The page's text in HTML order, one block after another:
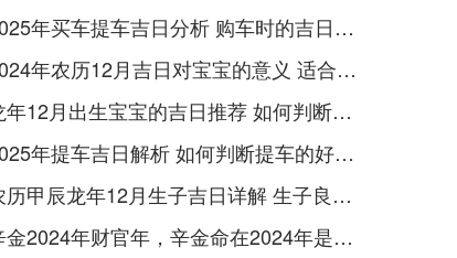
2025年买车提车吉日分析 购车时的吉日与禁忌
2024年农历12月吉日对宝宝的意义 适合龙年宝宝出生的日子有哪些
龙年12月出生宝宝的吉日推荐 如何判断吉日是否适合宝宝
2025年提车吉日解析 如何判断提车的好日子
农历甲辰龙年12月生子吉日详解 生子良辰的影响因素
辛金2024年财官年，辛金命在2024年是财官年还是财印年